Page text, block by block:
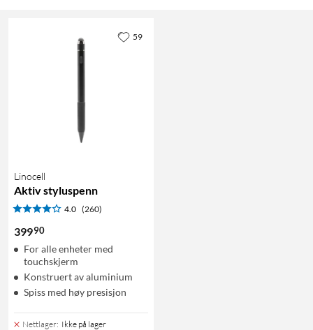
Linocell
Aktiv styluspenn
4.0 (260)
39990
For alle enheter med
touchskjerm
Konstruert av aluminium
Spiss med høy presisjon
Nettlager: Ikke på lager
59